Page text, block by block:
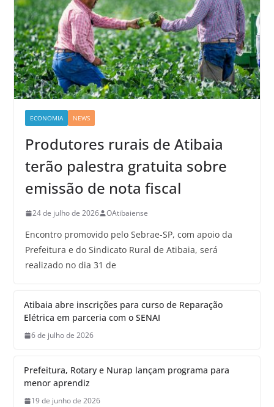
ECONOMIA NEWS
Produtores rurais de Atibaia
terão palestra gratuita sobre
emissão de nota fiscal
24 de julho de 2026 OAtibaiense
Encontro promovido pelo Sebrae-SP, com apoio da
Prefeitura e do Sindicato Rural de Atibaia, será
realizado no dia 31 de
Atibaia abre inscrições para curso de Reparação
Elétrica em parceria com o SENAI
6 de julho de 2026
Prefeitura, Rotary e Nurap lançam programa para
menor aprendiz
19 de junho de 2026